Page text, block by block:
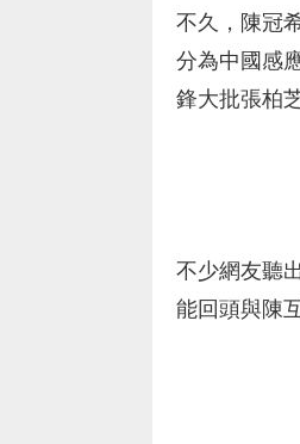
不久，陳冠
分為中國感
鋒大批張柏
不少網友聽
能回頭與陳